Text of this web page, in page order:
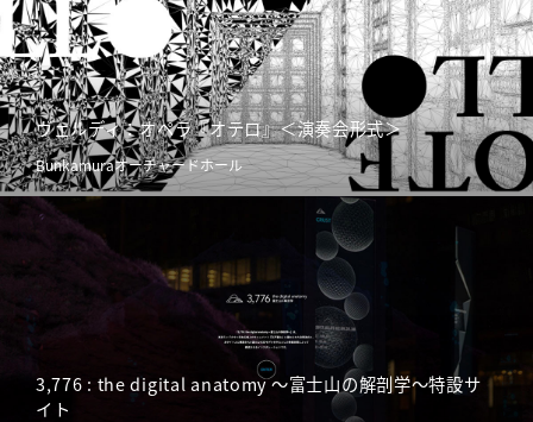
ヴェルディ：オペラ『オテロ』＜演奏会形式＞
Bunkamuraオーチャードホール
3,776 : the digital anatomy ～富士山の解剖学～特設サ
イト